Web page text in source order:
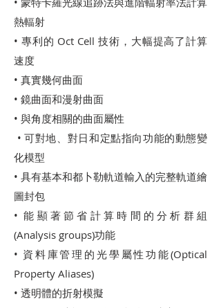
熱輻射
• 專利的 Oct Cell 技術，大幅提高了計算
速度
• 真實幾何曲面
• 鏡曲面和漫射曲面
• 與角度相關的曲面屬性
• 可對地、對日和定點指向功能的動態變
化模型
• 具有基本和都卜勒軌道輸入的完整軌道繪
圖封包
• 能顯著節省計算時間的分析群組
(Analysis groups)功能
• 資料庫管理的光學屬性功能(Optical
Property Aliases)
• 透明體的折射模擬